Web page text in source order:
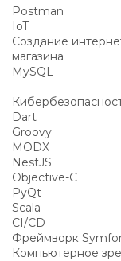
Postman
IoT
Создание
магазина
MySQL
Dart
Groovy
MODX
NestJS
Objective-C
PyQt
Scala
CI/CD
Фреймворк
Компьютерное